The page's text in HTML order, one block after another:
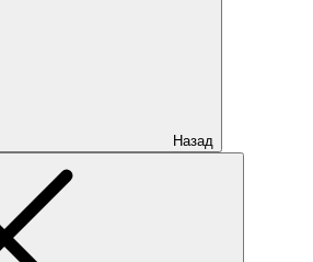
Назад